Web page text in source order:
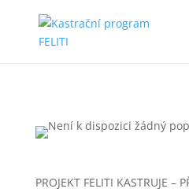
PROJEKT FELITI KASTRUJE –